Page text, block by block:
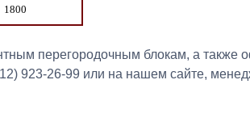
1800
перегородочным блокам, а также
923-26-99 или на нашем сайте,